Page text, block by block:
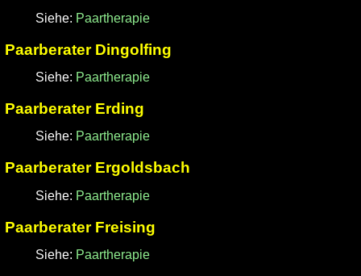
Siehe: Paartherapie
Paarberater Dingolfing
Siehe: Paartherapie
Paarberater Erding
Siehe: Paartherapie
Paarberater Ergoldsbach
Siehe: Paartherapie
Paarberater Freising
Siehe: Paartherapie